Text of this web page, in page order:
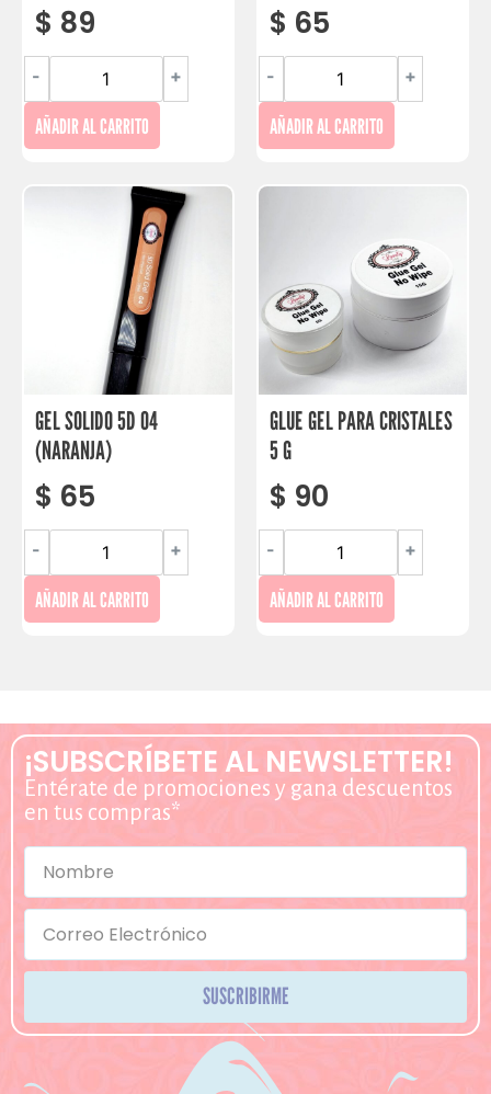
$ 89
- +
AÑADIR AL CARRITO
$ 65
- +
AÑADIR AL CARRITO
GEL SOLIDO 5D 04
(NARANJA)
$ 65
- +
AÑADIR AL CARRITO
GLUE GEL PARA CRISTALES
5 G
$ 90
- +
AÑADIR AL CARRITO
¡SUBSCRÍBETE AL NEWSLETTER!
Entérate de promociones y gana descuentos
en tus compras*
SUSCRIBIRME